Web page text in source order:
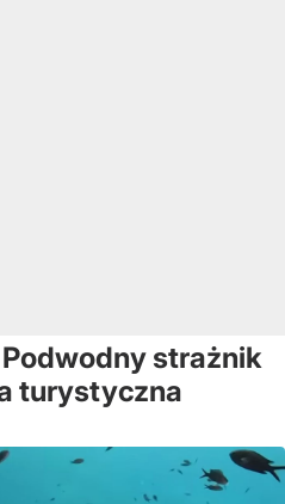
Podwodny strażnik
turystyczna